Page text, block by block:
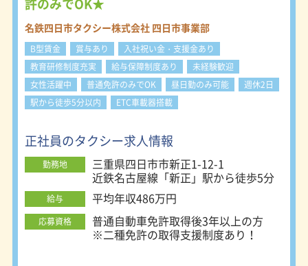
間、公休日、賃金、勤務地が異なりま
す。 ご自身の希望に合った勤務スタ
イル、勤務地を選択して下さい。 ・
隔日勤務 基本的な勤務スタイルで
す。 一回の勤務時間は長くなるもの
の、その分非番と公休が多く、しっか
り稼いでしっかり休めます。 メリハ
リを持って働きたい方に人気です。
勤務スタイル。シフト制です。 ・夜
勤務（22日制） 稼げる時間帯、曜日
に勤務を固定した勤務スタイルです。
（日・月休み） ・昼勤務 朝から夕方
までの勤務。休みは月6～9日。タク
シー未経験の方におすすめです。 ＜
勤務地について＞ 名鉄タクシーは、
名古屋市内に6ヶ所の営業所を置いて
許のみでOK★
名鉄四日市タクシー株式会社 四日市事業部
B型賃金 賞与あり
入社祝い金・支援金あり
教育研修制度充実
給与保障制度あり
未経験歓迎
女性活躍中
普通免許のみでOK 昼日勤のみ可能
週休2日
駅から徒歩5分以内
ETC車載器搭載
正社員のタクシー求人情報
勤務地
三重県四日市市新正1-12-1
近鉄名古屋線「新正」駅から徒歩5分
給与 平均年収486万円
応募資格
普通自動車免許取得後3年以上の方
※二種免許の取得支援制度あり！